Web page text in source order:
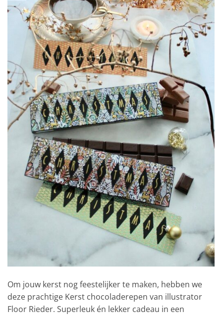
Om jouw kerst nog feestelijker te maken, hebben we
deze prachtige Kerst chocoladerepen van illustrator
Floor Rieder. Superleuk én lekker cadeau in een